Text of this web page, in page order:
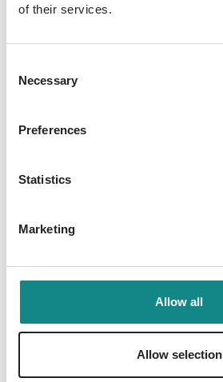
of their services.
Selection
Necessary
Preferences
Statistics
Marketing
Allow all
Allow selection